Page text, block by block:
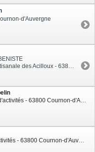
d'Auvergne
22 rue le Corbusier Zone artisanale des Acilloux - 63800 Cournon-d'Auvergne
32 Avenue d'Aubiere Zone d'activités - 63800 Cournon-d'Auvergne
5 rue des Acilloux Zone d'activités - 63800 Cournon-d'Auvergne